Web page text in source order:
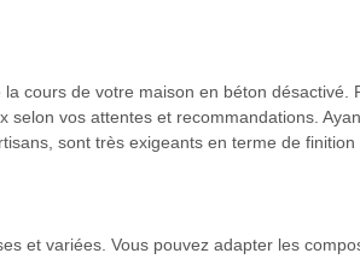
cours de votre maison en béton désactivé.
vos attentes et recommandations.
sont très exigeants en terme de finition
et variées. Vous pouvez adapter les